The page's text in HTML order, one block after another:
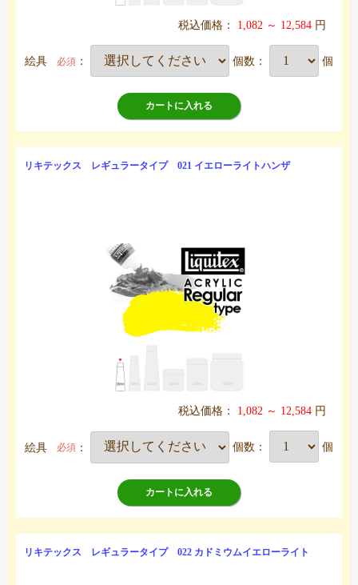
税込価格： 1,082 ～ 12,584 円
絵具 必須 ： 個数： 個
カートに入れる
リキテックス レギュラータイプ 021 イエローライトハンザ
税込価格： 1,082 ～ 12,584 円
絵具 必須 ： 個数： 個
カートに入れる
リキテックス レギュラータイプ 022 カドミウムイエローライト